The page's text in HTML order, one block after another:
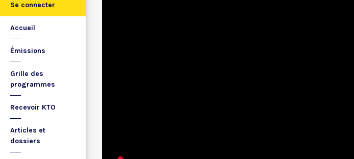
Se connecter
Accueil
Émissions
Grille des
programmes
Recevoir KTO
Articles et
dossiers